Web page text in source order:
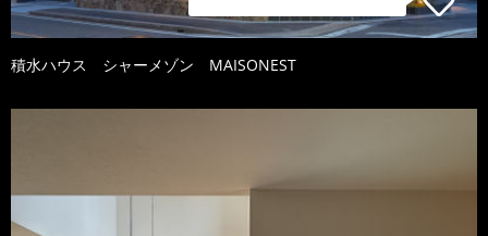
積水ハウス シャーメゾン MAISONEST